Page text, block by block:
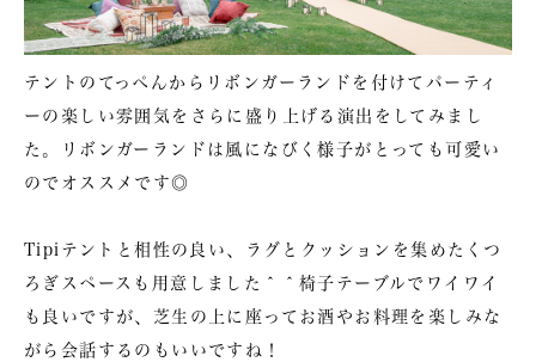
テントのてっぺんからリボンガーランドを付けてパーティ
ーの楽しい雰囲気をさらに盛り上げる演出をしてみまし
た。リボンガーランドは風になびく様子がとっても可愛い
のでオススメです◎
Tipiテントと相性の良い、ラグとクッションを集めたくつ
ろぎスペースも用意しました＾＾椅子テーブルでワイワイ
も良いですが、芝生の上に座ってお酒やお料理を楽しみな
がら会話するのもいいですね！